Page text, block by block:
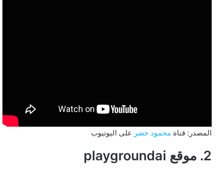
المصدر: قناة محمود خضر على اليوتيوب
2. موقع playgroundai